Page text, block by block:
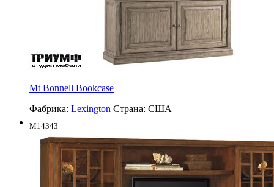
Mt Bonnell Bookcase
Фабрика: Lexington Страна: США
M14343